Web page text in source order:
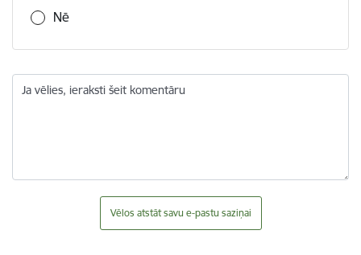
Nē
Ja vēlies, ieraksti šeit komentāru
Vēlos atstāt savu e-pastu saziņai